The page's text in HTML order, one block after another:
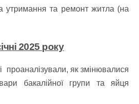
утримання та ремонт житла (на
2025 року
проаналізували, як змінювалися
бакалійної групи та яйця